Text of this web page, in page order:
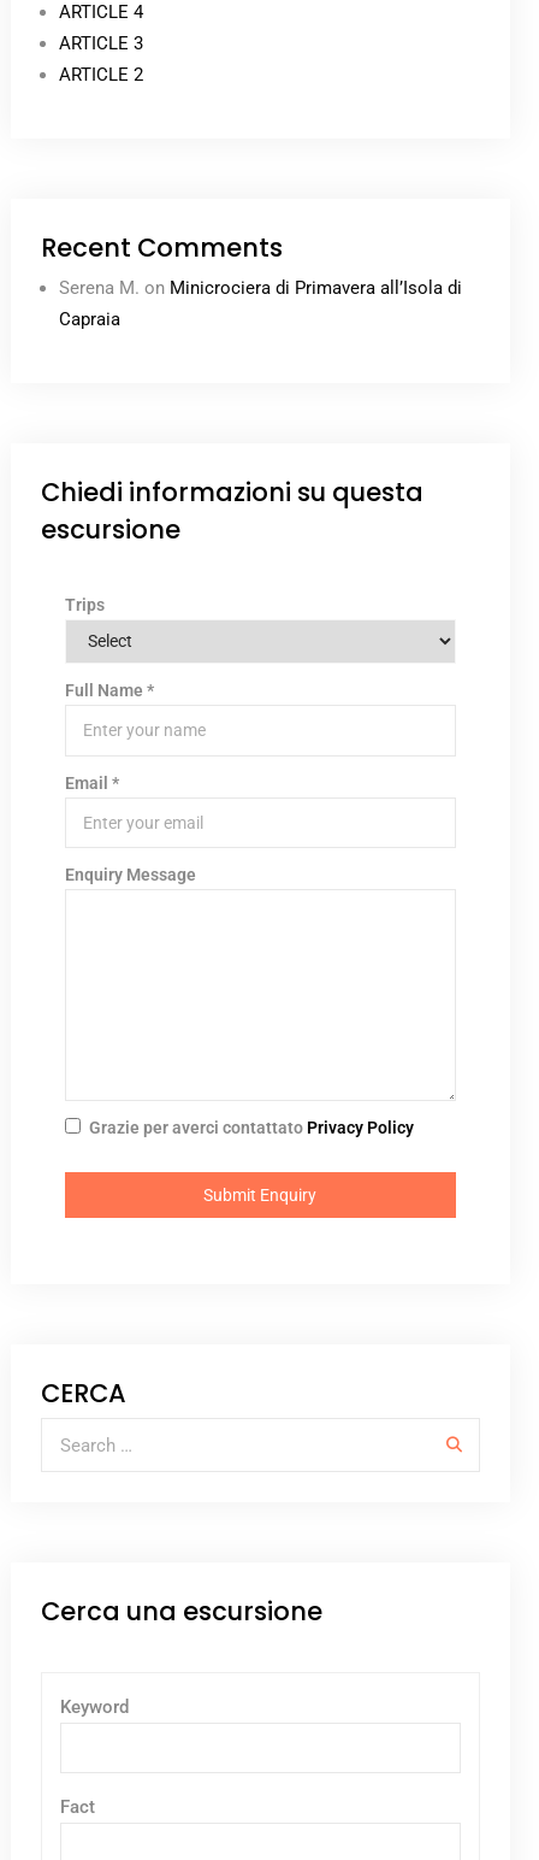
ARTICLE 4
ARTICLE 3
ARTICLE 2
Recent Comments
Serena M. on Minicrociera di Primavera all’Isola di
Capraia
Chiedi informazioni su questa
escursione
Trips
Full Name *
Email *
Enquiry Message
Grazie per averci contattato Privacy Policy
CERCA
Cerca una escursione
Keyword
Fact